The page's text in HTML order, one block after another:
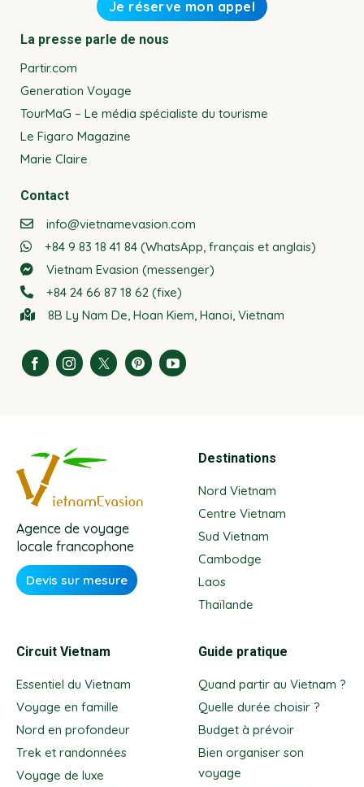
La presse parle de nous
Partir.com
Generation Voyage
TourMaG – Le média spécialiste du tourisme
Le Figaro Magazine
Marie Claire
Contact
info@vietnamevasion.com
+84 9 83 18 41 84 (WhatsApp, français et anglais)
Vietnam Evasion (messenger)
+84 24 66 87 18 62 (fixe)
8B Ly Nam De, Hoan Kiem, Hanoi, Vietnam
Agence de voyage
locale francophone
Devis sur mesure
Destinations
Nord Vietnam
Centre Vietnam
Sud Vietnam
Cambodge
Laos
Thaïlande
Circuit Vietnam
Essentiel du Vietnam
Voyage en famille
Nord en profondeur
Trek et randonnées
Voyage de luxe
Guide pratique
Quand partir au Vietnam ?
Quelle durée choisir ?
Budget à prévoir
Bien organiser son
voyage